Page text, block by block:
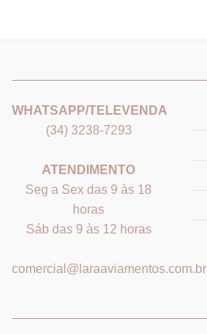
WHATSAPP/TELEVENDA
(34) 3238-7293
ATENDIMENTO
Seg a Sex das 9 às 18
horas
Sáb das 9 às 12 horas
comercial@laraaviamentos.com.br